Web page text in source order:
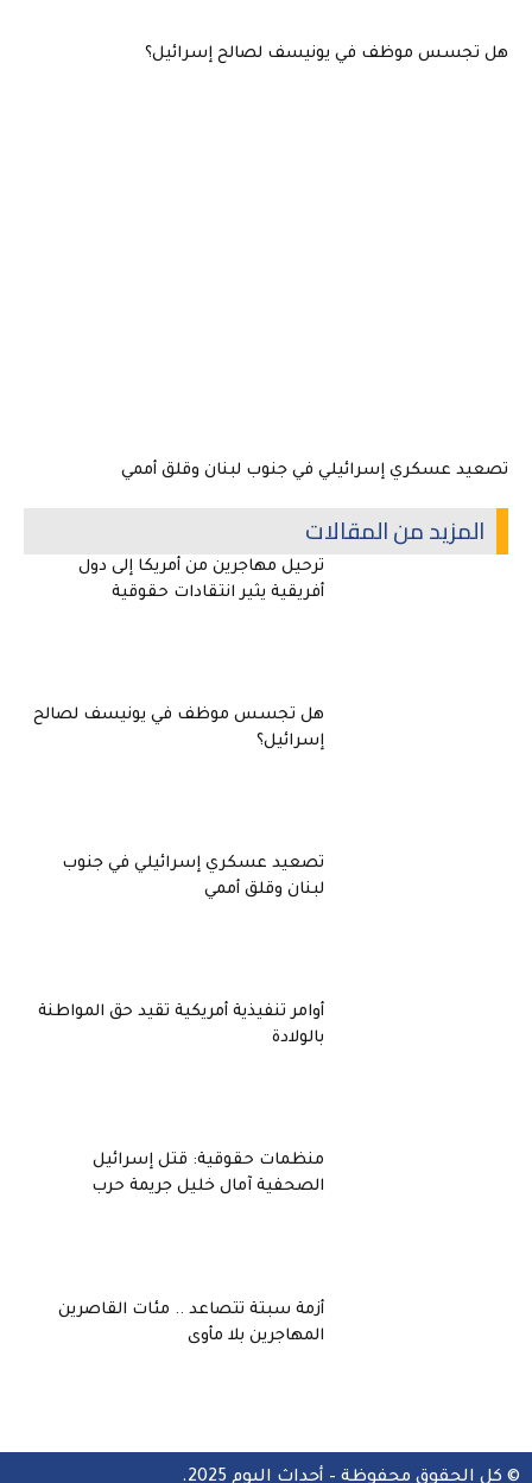
هل تجسس موظف في يونيسف لصالح إسرائيل؟
تصعيد عسكري إسرائيلي في جنوب لبنان وقلق أممي
المزيد من المقالات
ترحيل مهاجرين من أمريكا إلى دول
أفريقية يثير انتقادات حقوقية
هل تجسس موظف في يونيسف لصالح
إسرائيل؟
تصعيد عسكري إسرائيلي في جنوب
لبنان وقلق أممي
أوامر تنفيذية أمريكية تقيد حق المواطنة
بالولادة
منظمات حقوقية: قتل إسرائيل
الصحفية آمال خليل جريمة حرب
أزمة سبتة تتصاعد .. مئات القاصرين
المهاجرين بلا مأوى
© كل الحقوق محفوظة – أحداث اليوم 2025.